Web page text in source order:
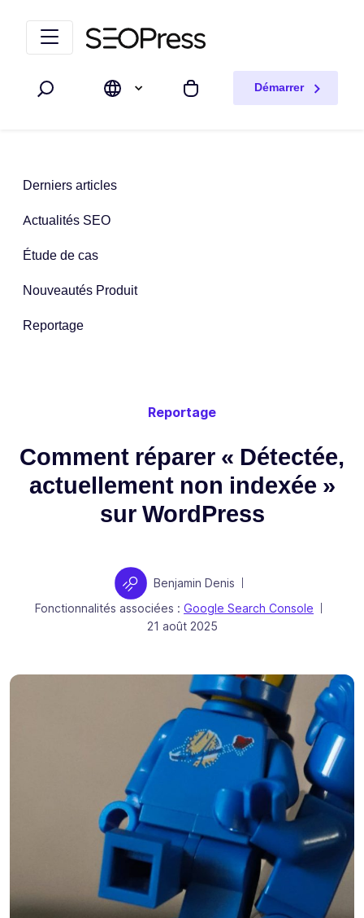
Rechercher Mon panier
Démarrer
Derniers articles
Actualités SEO
Étude de cas
Nouveautés Produit
Reportage
Reportage
Comment réparer « Détectée,
actuellement non indexée »
sur WordPress
Auteur
Benjamin Denis
Fonctionnalités associées : Google Search Console
Publié le
21 août 2025